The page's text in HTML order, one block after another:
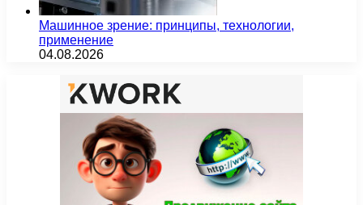
Машинное зрение: принципы, технологии,
применение
04.08.2026